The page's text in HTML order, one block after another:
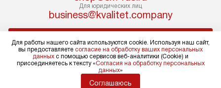
товара: например, если габариты
холодильника не позволяют
пронести его через дверной проем,
сотрудники транспортной службы
не имеют права производить
демонтаж дверцы, ручек или других
выступающих элементов, так как
это может повлечь отказ в ремонте
монтаж не
коммуникаций,
материалы,
и
Для юридических лиц
business@kvalitet.company
Политика конфиденциальности
Условия продажи
Карта сайта
Для работы нашего сайта используются cookie. Используя наш сайт,
вы предоставляете согласие на обработку ваших персональных
данных с помощью сервисов веб-аналитики (Cookie) и
присоединяетесь к тексту «Согласия на обработку персональных
данных»
Соглашаюсь